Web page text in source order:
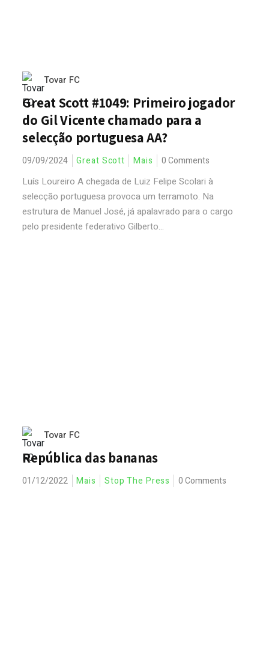
Tovar FC
Great Scott #1049: Primeiro jogador
do Gil Vicente chamado para a
selecção portuguesa AA?
09/09/2024 Great Scott Mais 0 Comments
Luís Loureiro A chegada de Luiz Felipe Scolari à
selecção portuguesa provoca um terramoto. Na
estrutura de Manuel José, já apalavrado para o cargo
pelo presidente federativo Gilberto...
Tovar FC
República das bananas
01/12/2022 Mais Stop The Press 0 Comments